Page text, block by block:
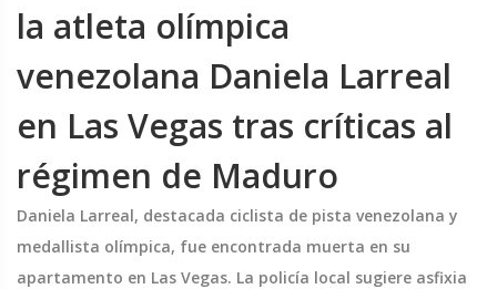
la atleta olímpica
venezolana Daniela Larreal
en Las Vegas tras críticas al
régimen de Maduro
Daniela Larreal, destacada ciclista de pista venezolana y
medallista olímpica, fue encontrada muerta en su
apartamento en Las Vegas. La policía local sugiere asfixia